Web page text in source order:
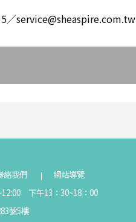
／service@sheaspire.com.tw
絡我們
網站導覽
下午13：30~18：00
號5樓